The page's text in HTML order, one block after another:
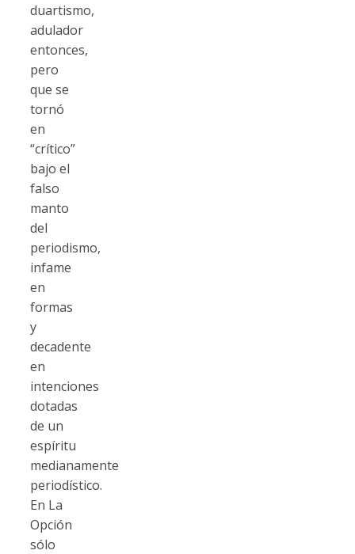
duartismo,
adulador
entonces,
pero
que se
tornó
en
“crítico”
bajo el
falso
manto
del
periodismo,
infame
en
formas
y
decadente
en
intenciones
dotadas
de un
espíritu
medianamente
periodístico.
En La
Opción
sólo